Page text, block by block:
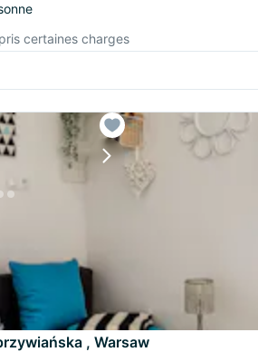
certaines charges
, Warsaw